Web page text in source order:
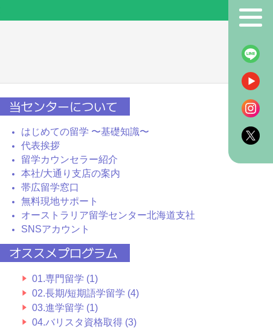
当センターについて
はじめての留学 〜基礎知識〜
代表挨拶
留学カウンセラー紹介
本社/大通り支店の案内
帯広留学窓口
無料現地サポート
オーストラリア留学センター北海道支社
SNSアカウント
オススメプログラム
01.専門留学 (1)
02.長期/短期語学留学 (4)
03.進学留学 (1)
04.バリスタ資格取得 (3)